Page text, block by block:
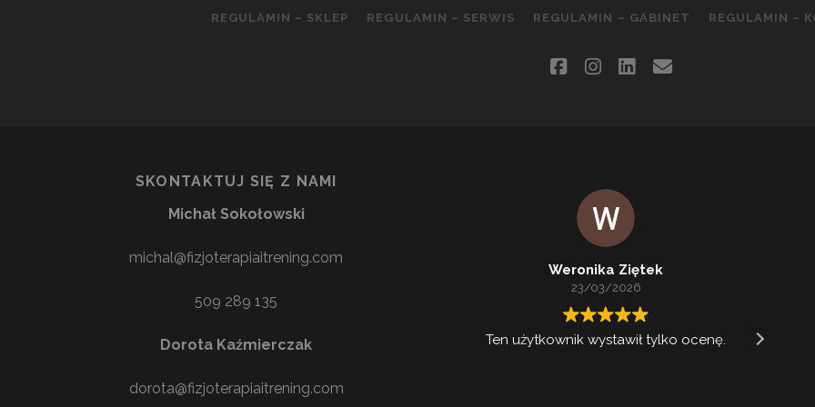
REGULAMIN – SKLEP REGULAMIN – SERWIS REGULAMIN – GABINET REGULAMIN –
facebookinstagram
linkedin
email
SKONTAKTUJ SIĘ Z NAMI
Michał Sokołowski
michal@fizjoterapiaitrening.com
509 289 135
Dorota Kaźmierczak
dorota@fizjoterapiaitrening.com
Weronika Ziętek
23/03/2026
Ten użytkownik wystawił tylko ocenę.